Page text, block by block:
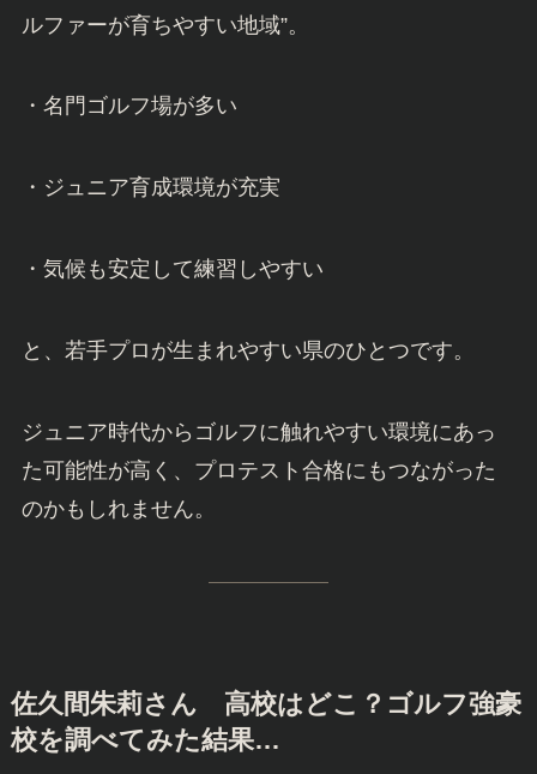
ルファーが育ちやすい地域”。
・名門ゴルフ場が多い
・ジュニア育成環境が充実
・気候も安定して練習しやすい
と、若手プロが生まれやすい県のひとつです。
ジュニア時代からゴルフに触れやすい環境にあっ
た可能性が高く、プロテスト合格にもつながった
のかもしれません。
佐久間朱莉さん
高校はどこ？ゴルフ強豪
校を調べてみた結果…